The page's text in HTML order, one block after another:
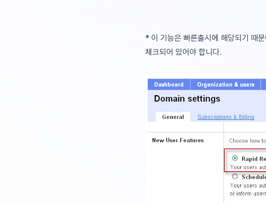
* 이 기능은 빠른출시에 해당되기 때
체크되어 있어야 합니다.